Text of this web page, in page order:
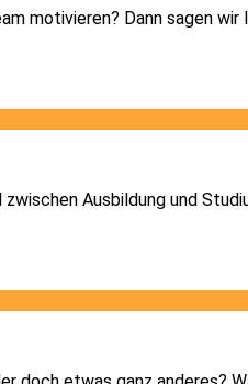
motivieren? Dann sagen wir
Ausbildung und